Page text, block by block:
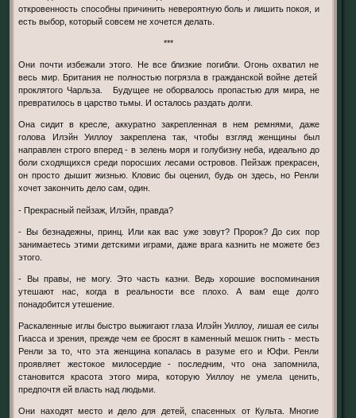
откровенность способны причинить невероятную боль и лишить покоя, и
есть выбор, который совсем не хочется делать.
***
Они почти избежали этого. Не все близкие погибли. Огонь охватил не
весь мир. Британия не полностью погрязла в гражданской войне детей
проклятого Чарльза. Будущее не оборвалось пропастью для мира, не
превратилось в царство тьмы. И осталось раздать долги.
Она сидит в кресле, аккуратно закрепленная в нем ремнями, даже
голова Илэйн Уиллоу закреплена так, чтобы взгляд женщины был
направлен строго вперед - в зелень моря и голубизну неба, идеально до
боли сходящихся среди поросших лесами островов. Пейзаж прекрасен,
он просто дышит жизнью. Кловис бы оценил, будь он здесь, но Ренли
хочет закончить дело сам, один.
- Прекрасный пейзаж, Илэйн, правда?
- Вы безнадежны, принц. Или как вас уже зовут? Пророк? До сих пор
занимаетесь этими детскими играми, даже врага казнить не можете без
этого.
- Вы правы, не могу. Это часть казни. Ведь хорошие воспоминания
утешают нас, когда в реальности все плохо. А вам еще долго
понадобится утешение.
Раскаленные иглы быстро выжигают глаза Илэйн Уиллоу, лишая ее силы
Гиасса и зрения, прежде чем ее бросят в каменный мешок гнить - месть
Ренли за то, что эта женщина копалась в разуме его и Юфи. Ренли
проявляет жестокое милосердие - последним, что она запомнила,
становится красота этого мира, которую Уиллоу не умела ценить,
предпочтя ей власть над людьми.
Они находят место и дело для детей, спасенных от Культа. Многие